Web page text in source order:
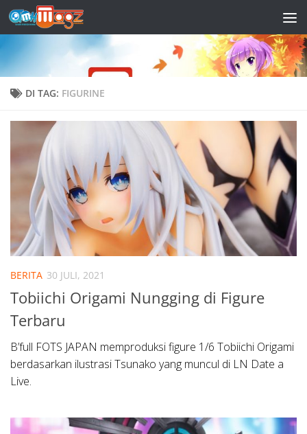
Skip to content
DI TAG: FIGURINE
BERITA 30 JULI, 2021
Tobiichi Origami Nungging di Figure
Terbaru
B’full FOTS JAPAN memproduksi figure 1/6 Tobiichi Origami
berdasarkan ilustrasi Tsunako yang muncul di LN Date a
Live.